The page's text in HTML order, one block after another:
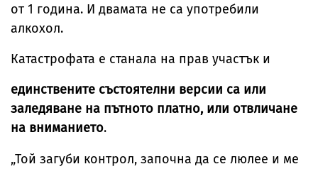
от 1 година. И двамата не са употребили
алкохол.
Катастрофата е станала на прав участък и
единствените състоятелни версии са или
заледяване на пътното платно, или отвличане
на вниманието.
„Той загуби контрол, започна да се люлее и ме